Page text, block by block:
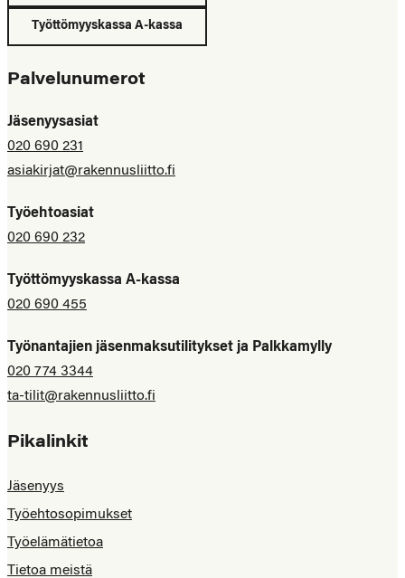
Työttömyyskassa A-kassa
Palvelunumerot
Jäsenyysasiat
020 690 231
asiakirjat@rakennusliitto.fi
Työehtoasiat
020 690 232
Työttömyyskassa A-kassa
020 690 455
Työnantajien jäsenmaksutilitykset ja Palkkamylly
020 774 3344
ta-tilit@rakennusliitto.fi
Pikalinkit
Jäsenyys
Työehtosopimukset
Työelämätietoa
Tietoa meistä